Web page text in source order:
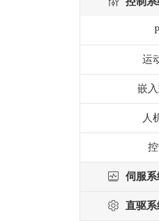
运
嵌
人
伺服系
直驱系